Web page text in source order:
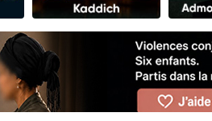
de nous rejoindre sur WhatsApp
de nous rejoindre sur WhatsApp
viennent de faire un don pour 5 jours de
son Maasser
de demander une bénédiction